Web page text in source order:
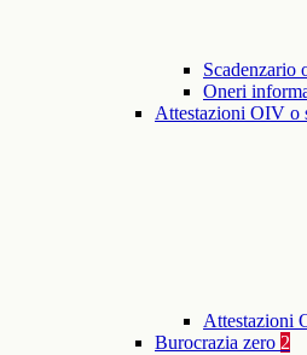
Scadenzario
Oneri
Attestazioni OIV o
Attestazioni
Burocrazia zero 2